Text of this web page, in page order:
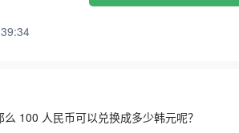
100 人民币可以兑换成多少韩元呢？